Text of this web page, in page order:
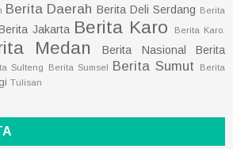
Berita Daerah Berita Deli Serdang Berita
Jakarta Berita Karo Berita Karo.
Medan Berita Nasional
Berita
Sulteng Berita Sumsel Berita Sumut
Berita
Tulisan